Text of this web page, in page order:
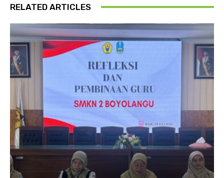
RELATED ARTICLES